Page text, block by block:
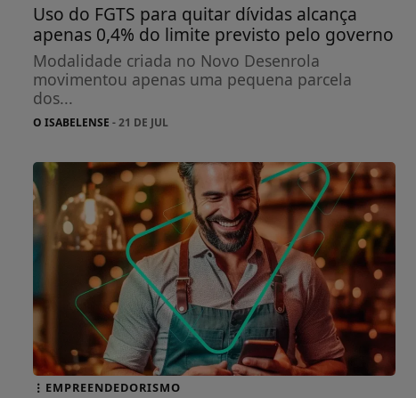
Uso do FGTS para quitar dívidas alcança
apenas 0,4% do limite previsto pelo governo
Modalidade criada no Novo Desenrola
movimentou apenas uma pequena parcela
dos...
O ISABELENSE - 21 DE JUL
EMPREENDEDORISMO